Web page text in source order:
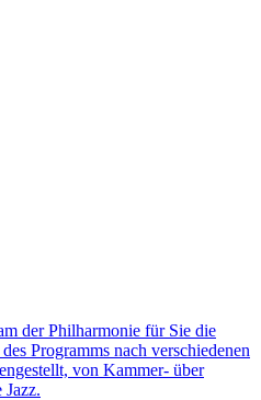
der Philharmonie für Sie die
Programms nach verschiedenen
von Kammer- über